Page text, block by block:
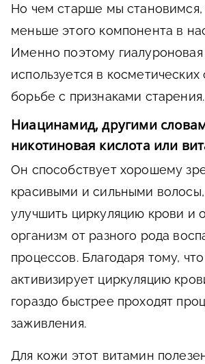
Но чем старше мы становимся,
меньше этого компонента в
Именно поэтому гиалуроновая
используется в косметических
борьбе с признаками старения.
Ниацинамид, другими
никотиновая кислота или
Он способствует хорошему
красивыми и сильными
улучшить циркуляцию крови и
организм от разного рода
процессов. Благодаря тому,
активизирует циркуляцию
гораздо быстрее проходят
заживления.
Для кожи этот витамин